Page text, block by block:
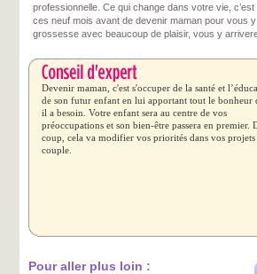
professionnelle. Ce qui change dans votre vie,
ces neuf mois avant de devenir maman pour vous
grossesse avec beaucoup de plaisir, vous y
Devenir maman, c'est s'occuper de la santé et
de son futur enfant en lui apportant tout le bonheur
il a besoin. Votre enfant sera au centre de vos
préoccupations et son bien-être passera en premier.
coup, cela va modifier vos priorités dans vos projets
couple.
Pour aller plus loin :